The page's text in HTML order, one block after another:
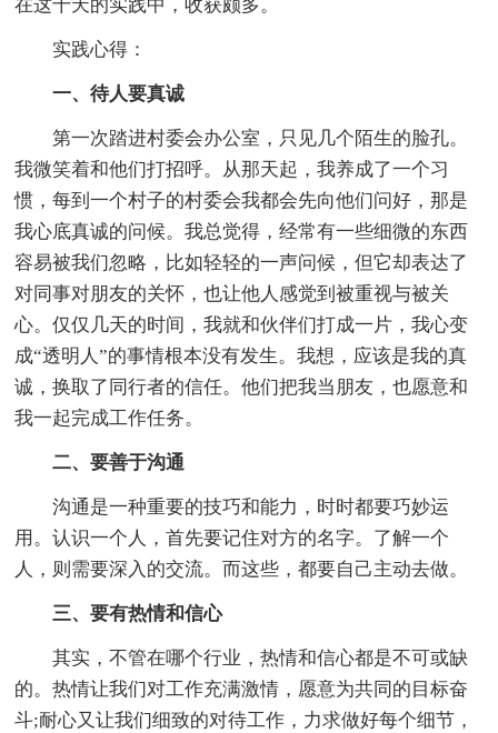
在这十天的实践中，收获颇多。
实践心得：
一、待人要真诚
第一次踏进村委会办公室，只见几个陌生的脸孔。
我微笑着和他们打招呼。从那天起，我养成了一个习
惯，每到一个村子的村委会我都会先向他们问好，那是
我心底真诚的问候。我总觉得，经常有一些细微的东西
容易被我们忽略，比如轻轻的一声问候，但它却表达了
对同事对朋友的关怀，也让他人感觉到被重视与被关
心。仅仅几天的时间，我就和伙伴们打成一片，我心变
成“透明人”的事情根本没有发生。我想，应该是我的真
诚，换取了同行者的信任。他们把我当朋友，也愿意和
我一起完成工作任务。
二、要善于沟通
沟通是一种重要的技巧和能力，时时都要巧妙运
用。认识一个人，首先要记住对方的名字。了解一个
人，则需要深入的交流。而这些，都要自己主动去做。
三、要有热情和信心
其实，不管在哪个行业，热情和信心都是不可或缺
的。热情让我们对工作充满激情，愿意为共同的目标奋
斗;耐心又让我们细致的对待工作，力求做好每个细节，